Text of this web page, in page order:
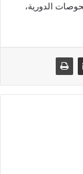
الدورية،